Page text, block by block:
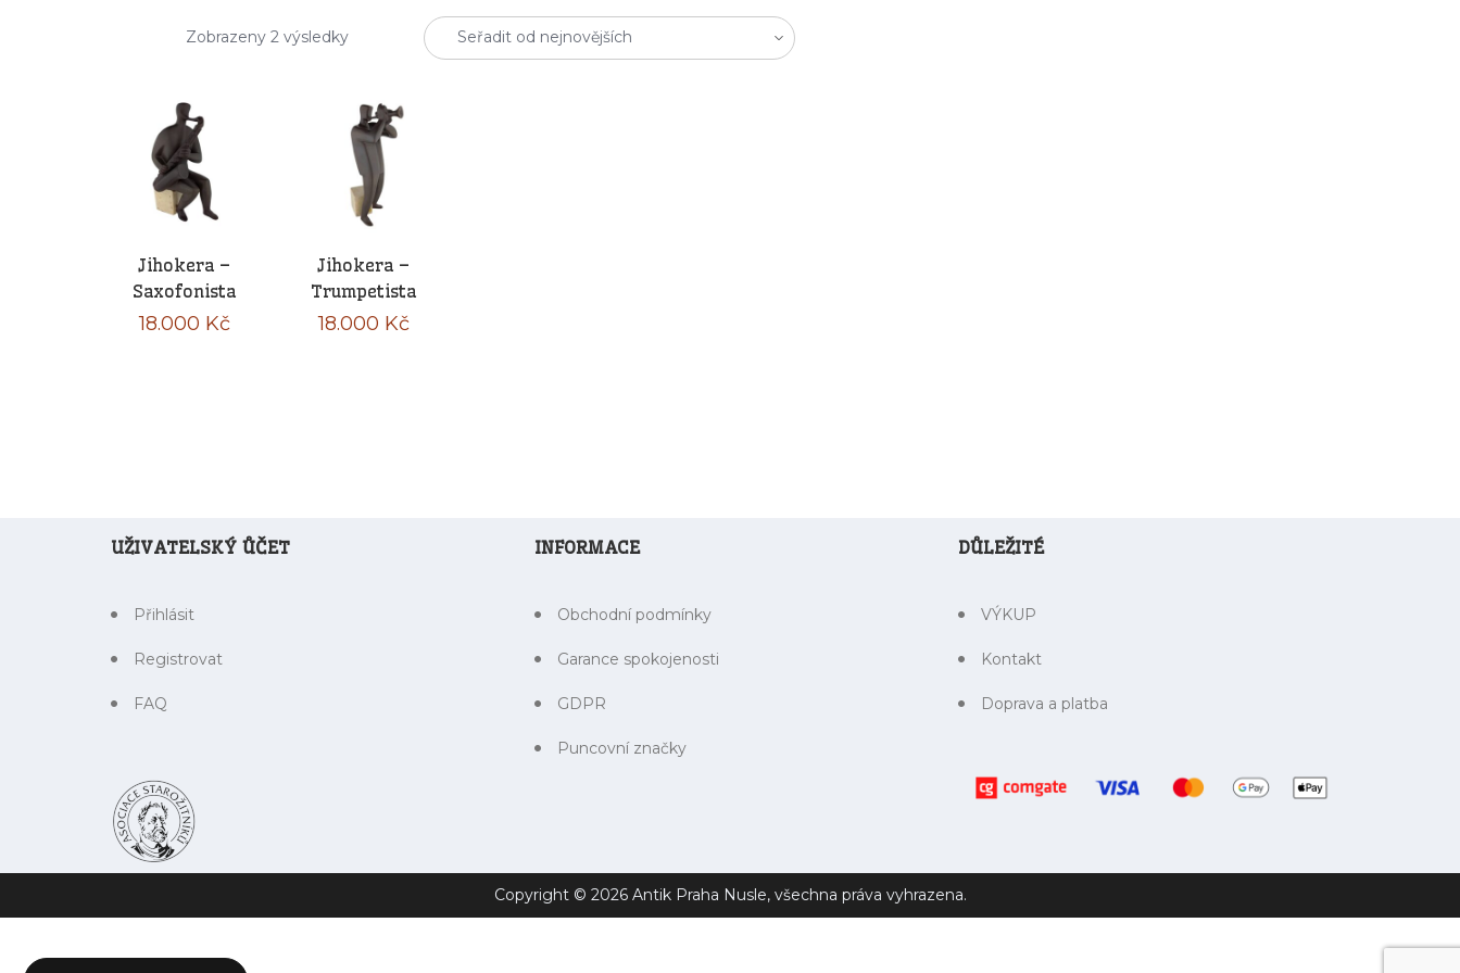
Zobrazeny 2 výsledkySeřazeno
Jihokera –
Saxofonista
18.000 Kč
Jihokera –
Trumpetista
18.000 Kč
UŽIVATELSKÝ ŮČET
Přihlásit
Registrovat
FAQ
INFORMACE
Obchodní podmínky
Garance spokojenosti
GDPR
Puncovní značky
DŮLEŽITÉ
VÝKUP
Kontakt
Doprava a platba
Copyright © 2026 Antik Praha Nusle, všechna práva vyhrazena.